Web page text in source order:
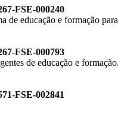
FSE-000240
de educação e formação
FSE-000793
de educação e formação.
FSE-002841